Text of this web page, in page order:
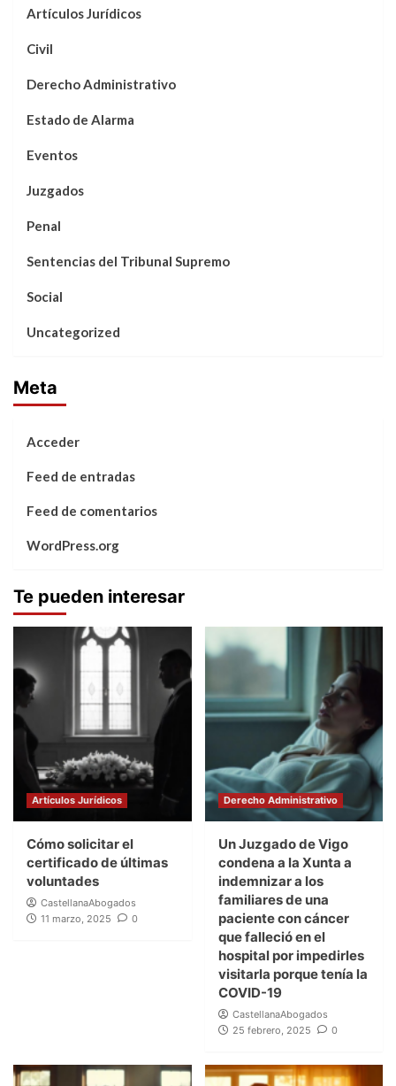
Artículos Jurídicos
Civil
Derecho Administrativo
Estado de Alarma
Eventos
Juzgados
Penal
Sentencias del Tribunal Supremo
Social
Uncategorized
Meta
Acceder
Feed de entradas
Feed de comentarios
WordPress.org
Te pueden interesar
Artículos Jurídicos
Cómo solicitar el
certificado de últimas
voluntades
CastellanaAbogados
11 marzo, 2025
0
Derecho Administrativo
Un Juzgado de Vigo
condena a la Xunta a
indemnizar a los
familiares de una
paciente con cáncer
que falleció en el
hospital por impedirles
visitarla porque tenía la
COVID-19
CastellanaAbogados
25 febrero, 2025
0